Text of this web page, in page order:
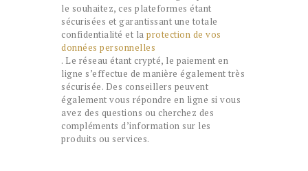
le souhaitez, ces plateformes étant
sécurisées et garantissant une totale
confidentialité et la protection de vos
données personnelles
. Le réseau étant crypté, le paiement en
ligne s’effectue de manière également très
sécurisée. Des conseillers peuvent
également vous répondre en ligne si vous
avez des questions ou cherchez des
compléments d’information sur les
produits ou services.